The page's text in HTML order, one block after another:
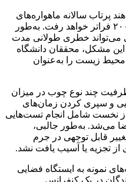
پرتاب سالانه ماهواره‌های
مبتنی بر فلز در سال‌های آینده از ۲۰۰۰ فراتر خواهد رفت. به‌طور
می‌تواند خطری طولانی مدت
مشکل، محققان دانشگاه
محیط زیست را به‌عنوان
چند نوع چوب در میزان
و سپری کردن زمان‌های
نخست شامل انجام تست‌هایی
می‌شد. به‌‌طور جالبی،
قابل توجهی در جرم
از تجزیه یا آسیب یافت نشد.
نمونه به ایستگاه فضایی
در یک کنفرانس